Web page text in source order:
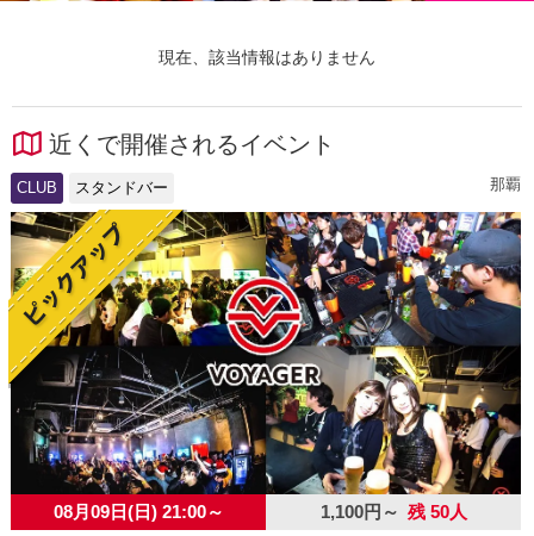
現在、該当情報はありません
近くで開催されるイベント
CLUB スタンドバー 那覇
08月09日(日) 21:00～ 1,100円～ 残 50人